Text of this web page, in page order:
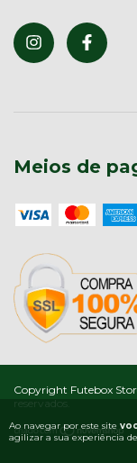
Ao navegar por este site
agilizar a sua experiência
Meios de
Copyright Futebox
reservados.